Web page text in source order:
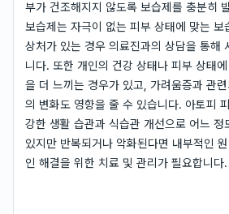
부가 건조해지지 않도록 보습제를 충분히
보습제는 자극이 없는 피부 상태에 맞는 보
상처가 있는 경우 의료진과의 상담을 통해
니다. 또한 개인의 건강 상태나 피부 상태
을 더 느끼는 경우가 있고, 가려움증과 관
의 변화도 영향을 줄 수 있습니다. 아토피
강한 생활 습관과 식습관 개선으로 어느 정
있지만 반복되거나 악화된다면 내부적인
인 해결을 위한 치료 및 관리가 필요합니다.